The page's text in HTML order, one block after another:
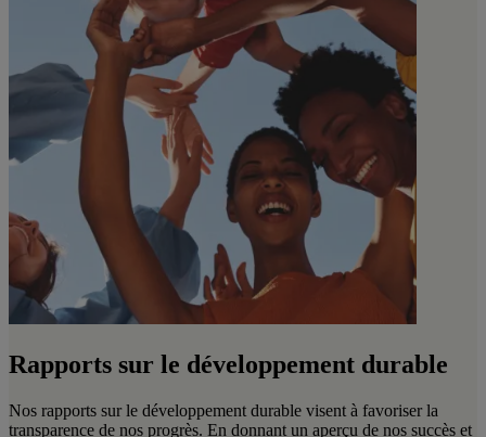
Rapports sur le développement durable
Nos rapports sur le développement durable visent à favoriser la
transparence de nos progrès. En donnant un aperçu de nos succès et